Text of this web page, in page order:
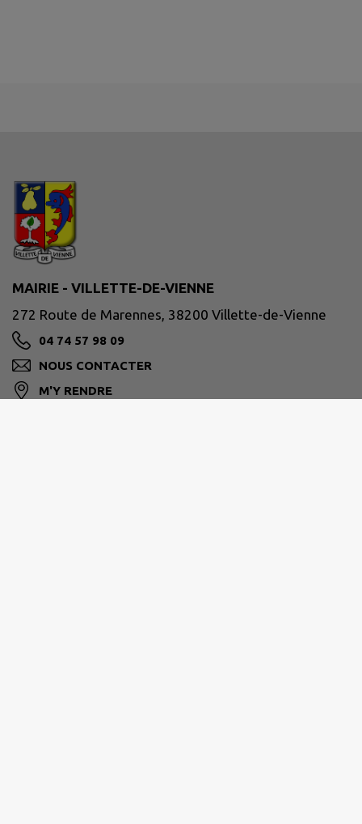
MAIRIE - VILLETTE-DE-VIENNE
272 Route de Marennes, 38200 Villette-de-Vienne
04 74 57 98 09
NOUS CONTACTER
M'Y RENDRE